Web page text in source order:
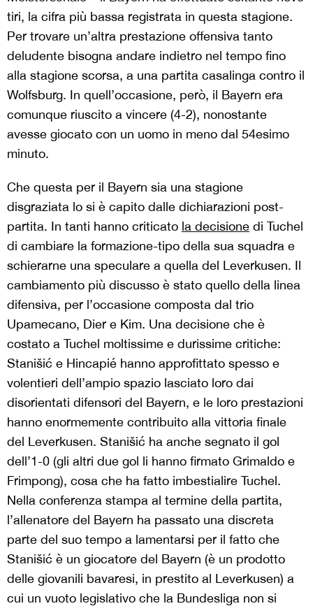
tiri, la cifra più bassa registrata in questa stagione.
Per trovare un’altra prestazione offensiva tanto
deludente bisogna andare indietro nel tempo fino
alla stagione scorsa, a una partita casalinga contro il
Wolfsburg. In quell’occasione, però, il Bayern era
comunque riuscito a vincere (4-2), nonostante
avesse giocato con un uomo in meno dal 54esimo
minuto.
Che questa per il Bayern sia una stagione
disgraziata lo si è capito dalle dichiarazioni post-
partita. In tanti hanno criticato la decisione di Tuchel
di cambiare la formazione-tipo della sua squadra e
schierarne una speculare a quella del Leverkusen. Il
cambiamento più discusso è stato quello della linea
difensiva, per l’occasione composta dal trio
Upamecano, Dier e Kim. Una decisione che è
costato a Tuchel moltissime e durissime critiche:
Stanišić e Hincapié hanno approfittato spesso e
volentieri dell’ampio spazio lasciato loro dai
disorientati difensori del Bayern, e le loro prestazioni
hanno enormemente contribuito alla vittoria finale
del Leverkusen. Stanišić ha anche segnato il gol
dell’1-0 (gli altri due gol li hanno firmato Grimaldo e
Frimpong), cosa che ha fatto imbestialire Tuchel.
Nella conferenza stampa al termine della partita,
l’allenatore del Bayern ha passato una discreta
parte del suo tempo a lamentarsi per il fatto che
Stanišić è un giocatore del Bayern (è un prodotto
delle giovanili bavaresi, in prestito al Leverkusen) a
cui un vuoto legislativo che la Bundesliga non si